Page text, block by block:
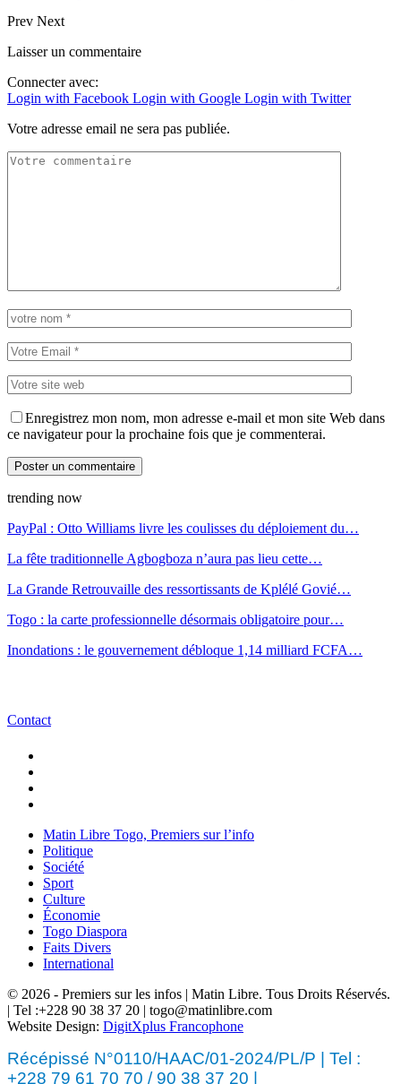
Prev Next
Laisser un commentaire
Connecter avec:
Login with Facebook Login with Google Login with Twitter
Votre adresse email ne sera pas publiée.
Enregistrez mon nom, mon adresse e-mail et mon site Web dans
ce navigateur pour la prochaine fois que je commenterai.
trending now
PayPal : Otto Williams livre les coulisses du déploiement du…
La fête traditionnelle Agbogboza n’aura pas lieu cette…
La Grande Retrouvaille des ressortissants de Kplélé Govié…
Togo : la carte professionnelle désormais obligatoire pour…
Inondations : le gouvernement débloque 1,14 milliard FCFA…
Contact
Matin Libre Togo, Premiers sur l’info
Politique
Société
Sport
Culture
Économie
Togo Diaspora
Faits Divers
International
© 2026 - Premiers sur les infos | Matin Libre. Tous Droits Réservés.
| Tel :+228 90 38 37 20 | togo@matinlibre.com
Website Design: DigitXplus Francophone
Récépissé N°0110/HAAC/01-2024/PL/P | Tel :
+228 79 61 70 70 / 90 38 37 20 |